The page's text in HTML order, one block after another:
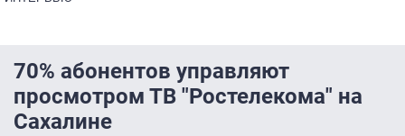
70% абонентов управляют
просмотром ТВ "Ростелекома" на
Сахалине